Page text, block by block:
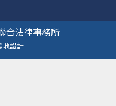
合法律事務所
地設計